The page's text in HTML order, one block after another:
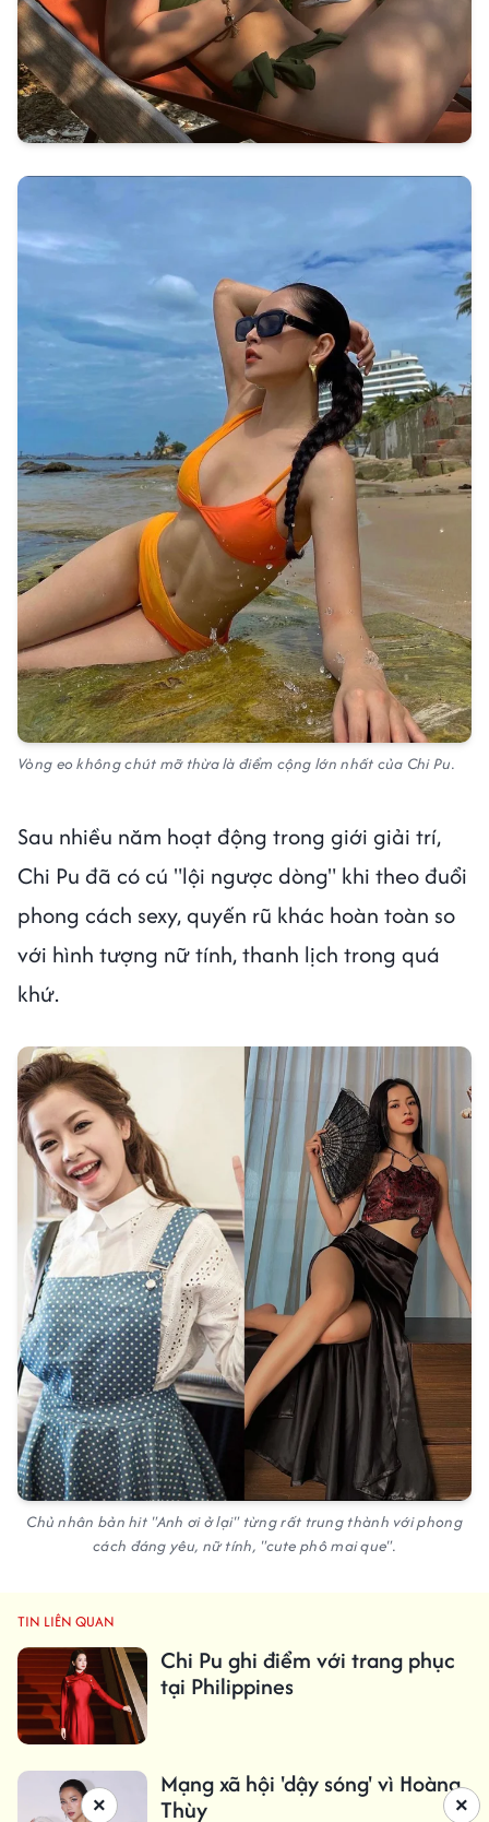
Vòng eo không chút mỡ thừa là điểm cộng lớn nhất của Chi Pu.
Sau nhiều năm hoạt động trong giới giải trí,
Chi Pu đã có cú "lội ngược dòng" khi theo đuổi
phong cách sexy, quyến rũ khác hoàn toàn so
với hình tượng nữ tính, thanh lịch trong quá
khứ.
Chủ nhân bản hit "Anh ơi ở lại" từng rất trung thành với phong
cách đáng yêu, nữ tính, "cute phô mai que".
TIN LIÊN QUAN
Chi Pu ghi điểm với trang phục
tại Philippines
Mạng xã hội 'dậy sóng' vì Hoàng
Thùy
×
×